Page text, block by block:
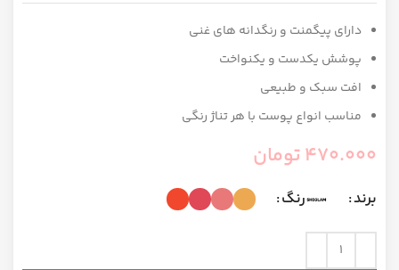
دارای پیگمنت و رنگدانه های غنی
پوشش یکدست و یکنواخت
افت سبک و طبیعی
مناسب انواع پوست با هر تناژ رنگی
470.000تومان
برند رنگ